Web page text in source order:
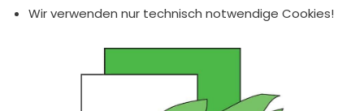
Wir verwenden nur technisch notwendige Cookies!